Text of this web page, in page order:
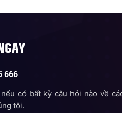
666
có bất kỳ câu hỏi nào về
tôi.